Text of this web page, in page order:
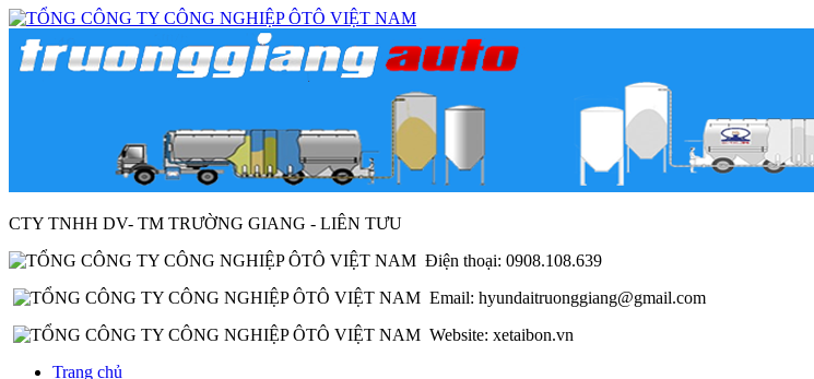
CTY TNHH DV- TM TRƯỜNG GIANG - LIÊN TƯU
Điện thoại: 0908.108.639
Email: hyundaitruonggiang@gmail.com
Website: xetaibon.vn
Trang chủ